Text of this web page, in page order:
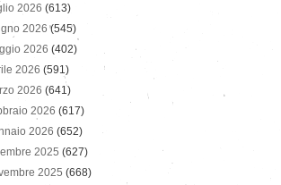
2026 (613)
2026 (545)
2026 (402)
2026 (591)
2026 (641)
2026 (617)
2026 (652)
2025 (627)
2025 (668)